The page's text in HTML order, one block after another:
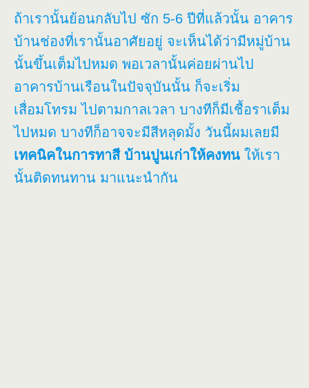
ถ้าเรานั้นย้อนกลับไป ซัก 5-6 ปีที่แล้วนั้น อาคาร
บ้านช่องที่เรานั้นอาศัยอยู่ จะเห็นได้ว่ามีหมู่บ้าน
นั้นขึ้นเต็มไปหมด พอเวลานั้นค่อยผ่านไป
อาคารบ้านเรือนในปัจจุบันนั้น ก็จะเริ่ม
เสื่อมโทรม ไปตามกาลเวลา บางทีก็มีเชื้อราเต็ม
ไปหมด บางทีก็อาจจะมีสีหลุดมั้ง วันนี้ผมเลยมี
เทคนิคในการทาสี บ้านปูนเก่าให้คงทน ให้เรา
นั้นติดทนทาน มาแนะนำกัน